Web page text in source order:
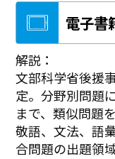
電子書
解説：
文部科学省後援
定。分野別問題
まで、類似問題
敬語、文法、語
合問題の出題領